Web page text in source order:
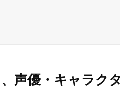
声優・キャラク